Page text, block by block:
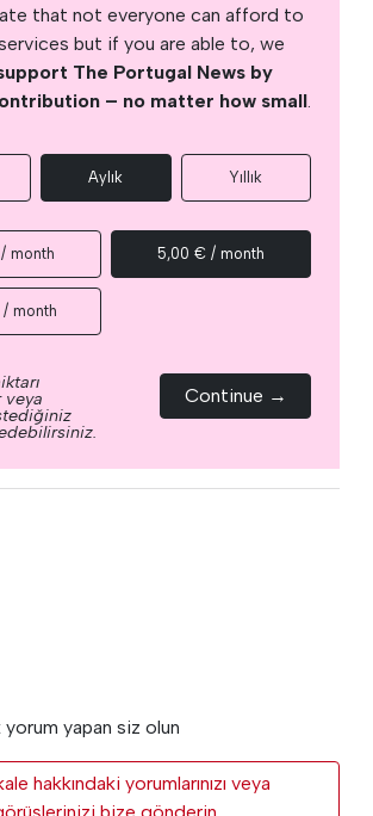
that not everyone can afford to
but if you are able to, we
The Portugal News by
– no matter how small.
Aylık Yıllık
month 5,00 € / month
month
Continue →
yapan siz olun
hakkındaki yorumlarınızı veya